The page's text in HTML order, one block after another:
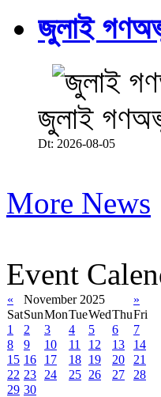
জুলাই
জুলাই
Dt: 2026-08-05
More News
Event
« November 2025
»
SatSunMonTueWedThuFri
1
2 3 4 5 6
7
8
9 10 11 12 13
14
15 16 17 18 19 20
21
22 23 24 25 26 27
28
29 30